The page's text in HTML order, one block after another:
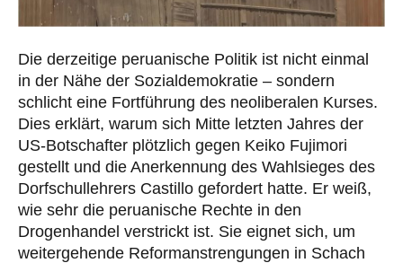
Die derzeitige peruanische Politik ist nicht einmal
in der Nähe der Sozialdemokratie – sondern
schlicht eine Fortführung des neoliberalen Kurses.
Dies erklärt, warum sich Mitte letzten Jahres der
US-Botschafter plötzlich gegen Keiko Fujimori
gestellt und die Anerkennung des Wahlsieges des
Dorfschullehrers Castillo gefordert hatte. Er weiß,
wie sehr die peruanische Rechte in den
Drogenhandel verstrickt ist. Sie eignet sich, um
weitergehende Reformanstrengungen in Schach